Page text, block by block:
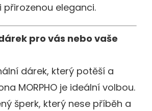
přirozenou eleganci.
pro vás nebo vaše
dárek, který potěší a
MORPHO je ideální volbou.
šperk, který nese příběh a